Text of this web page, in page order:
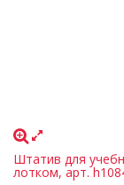
Штатив для
лотком, арт.